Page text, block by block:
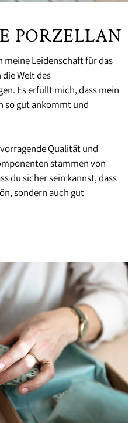
PORZELLAN
meine Leidenschaft für das
Welt des
Es erfüllt mich, dass mein
so gut ankommt und
Qualität und
stammen von
du sicher sein kannst, dass
sondern auch gut